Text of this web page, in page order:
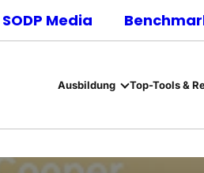
SODP Media
Ausbildung Top-Tools &